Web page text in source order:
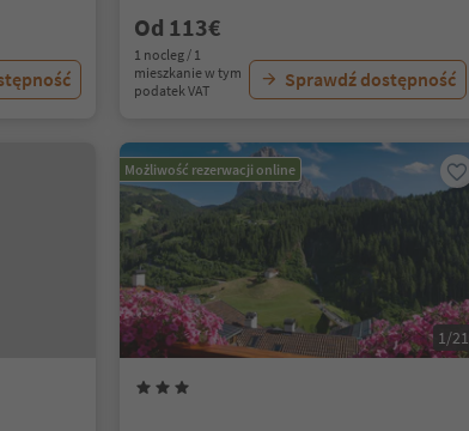
Od 113€
1 nocleg / 1
mieszkanie w tym
podatek VAT
Sprawdź dostępność
Możliwość rezerwacji online
1/21